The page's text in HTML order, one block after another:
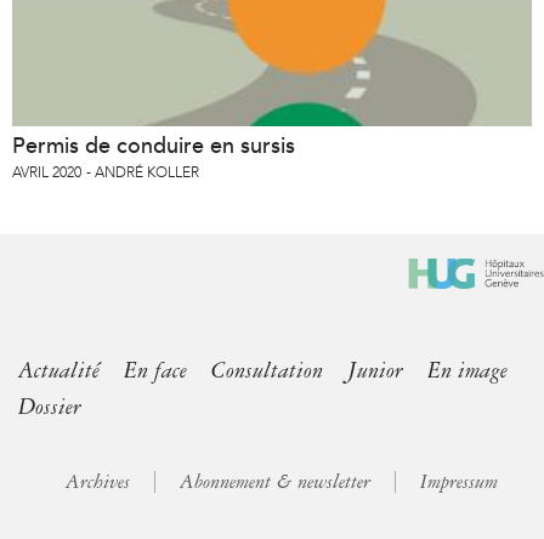
Permis de conduire en sursis
AVRIL 2020 ANDRÉ KOLLER
Actualité En face Consultation Junior
En image
Dossier
Archives Abonnement & newsletter Impressum